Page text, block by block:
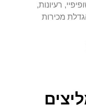
רעיונות,
מכירות